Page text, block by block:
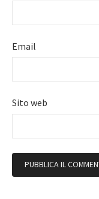
Email
Sito web